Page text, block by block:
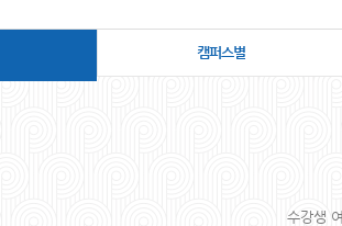
캠퍼스별
수강생